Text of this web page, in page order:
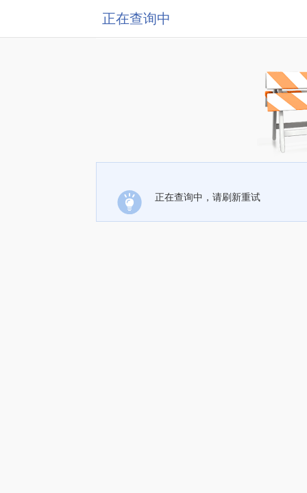
正在查询中
正在查询中，请刷新重试